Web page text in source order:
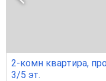
2-комн квартира,
3/5 эт.